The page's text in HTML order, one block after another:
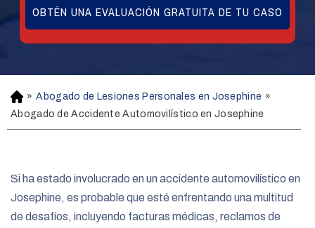
H
o
m
» Abogado de Lesiones Personales en Josephine »
Abogado de Accidente Automovilístico en Josephine
Si ha estado involucrado en un accidente automovilístico en
Josephine, es probable que esté enfrentando una multitud
de desafíos, incluyendo facturas médicas, reclamos de